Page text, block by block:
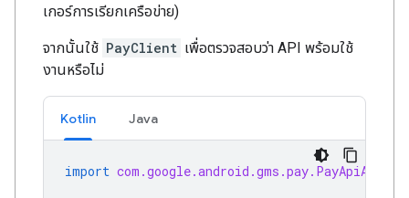
เกอร์การเรียกเครือข่าย)
จากนั้นใช้ PayClient เพื่อตรวจสอบว่า API พร้อมใช้
งานหรือไม่
Kotlin Java
import